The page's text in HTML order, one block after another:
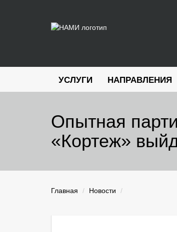
УСЛУГИ НАПРАВЛЕНИЯ
Опытная
«Кортеж»
Главная Новости